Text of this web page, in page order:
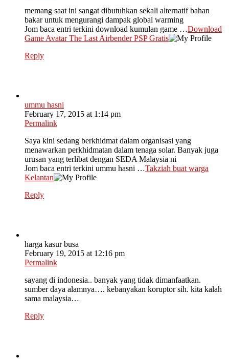
memang saat ini sangat dibutuhkan sekali alternatif bahan
bakar untuk mengurangi dampak global warming
Jom baca entri terkini download kumulan game …Download
Game Avatar The Last Airbender PSP Gratis
Reply
ummu hasni
February 17, 2015 at 1:14 pm
Permalink
Saya kini sedang berkhidmat dalam organisasi yang
menawarkan perkhidmatan dalam tenaga solar. Banyak juga
urusan yang terlibat dengan SEDA Malaysia ni
Jom baca entri terkini ummu hasni …Takziah buat warga
Kelantan
Reply
harga kasur busa
February 19, 2015 at 12:16 pm
Permalink
sayang di indonesia.. banyak yang tidak dimanfaatkan.
sumber daya alamnya…. kebanyakan koruptor sih. kita kalah
sama malaysia…
Reply